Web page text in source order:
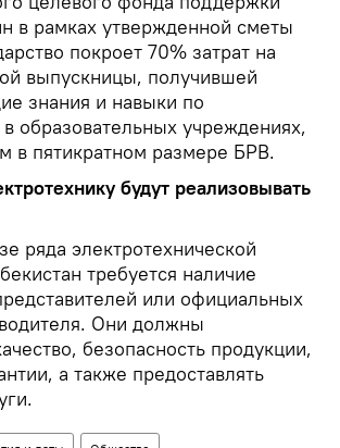
в рамках утвержденной сметы
покроет 70% затрат на
выпускницы, получившей
знания и навыки по
образовательных учреждениях,
в пятикратном размере БРВ.
будут реализовывать
ряда электротехнической
требуется наличие
или официальных
Они должны
безопасность продукции,
а также предоставлять